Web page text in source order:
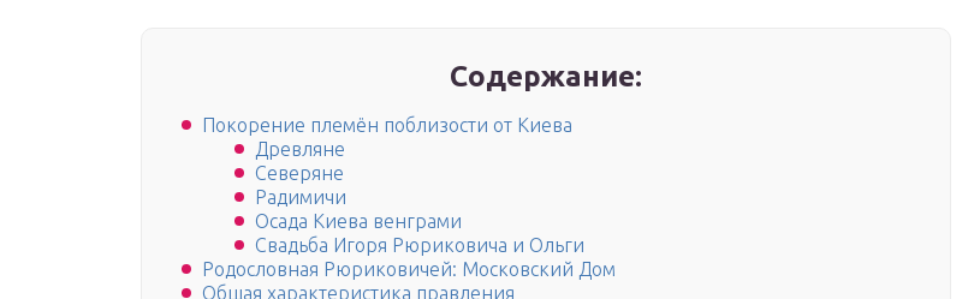
Содержание:
Покорение племён поблизости от Киева
Древляне
Северяне
Радимичи
Осада Киева венграми
Свадьба Игоря Рюриковича и Ольги
Родословная Рюриковичей: Московский Дом
Общая характеристика правления